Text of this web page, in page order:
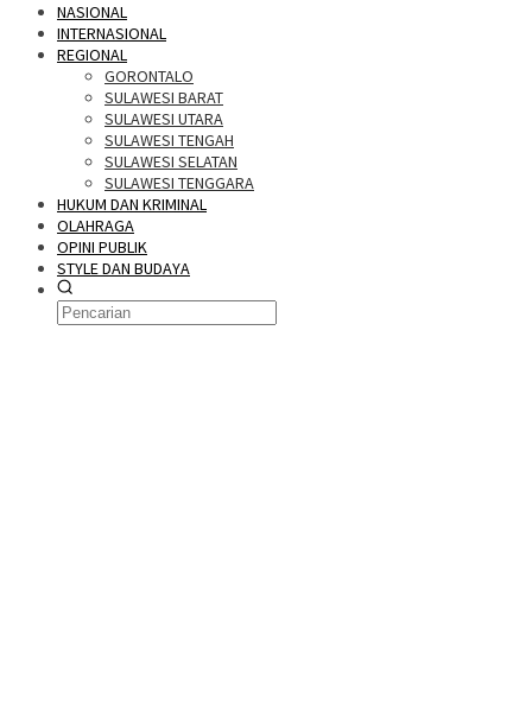
NASIONAL
INTERNASIONAL
REGIONAL
GORONTALO
SULAWESI BARAT
SULAWESI UTARA
SULAWESI TENGAH
SULAWESI SELATAN
SULAWESI TENGGARA
HUKUM DAN KRIMINAL
OLAHRAGA
OPINI PUBLIK
STYLE DAN BUDAYA